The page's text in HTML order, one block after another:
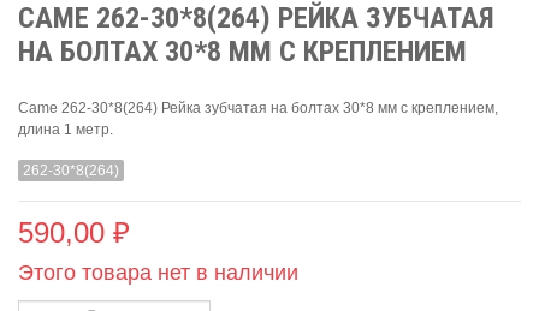
CAME 262-30*8(264) РЕЙКА ЗУБЧАТАЯ
НА БОЛТАХ 30*8 ММ С КРЕПЛЕНИЕМ
Came 262-30*8(264) Рейка зубчатая на болтах 30*8 мм с креплением,
длина 1 метр.
262-30*8(264)
590,00 ₽
Этого товара нет в наличии